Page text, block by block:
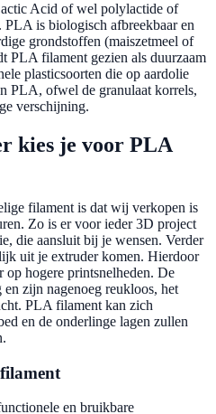
Acid of wel polylactide of
is biologisch afbreekbaar en
grondstoffen (maiszetmeel of
PLA filament gezien als duurzaam
plasticsoorten die op aardolie
PLA, ofwel de granulaat korrels,
verschijning.
kies je voor PLA
filament is dat wij verkopen is
Zo is er voor ieder 3D project
die aansluit bij je wensen. Verder
uit je extruder komen. Hierdoor
op hogere printsnelheden. De
zijn nagenoeg reukloos, het
PLA filament kan zich
en de onderlinge lagen zullen
en bruikbare